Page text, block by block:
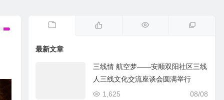
最新文章
三线情 航空梦——安顺双阳社区三线
人三线文化交流座谈会圆满举行
08/08
1,625